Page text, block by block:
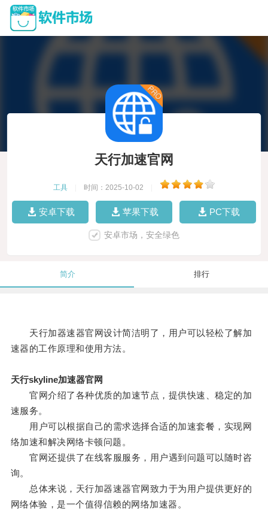
天行加速官网
工具 时间：2025-10-02
安卓下载 苹果下载 PC下载
安卓市场，安全绿色
简介 排行
天行加器速器官网设计简洁明了，用户可以轻松了解加
速器的工作原理和使用方法。
天行skyline加速器官网
官网介绍了各种优质的加速节点，提供快速、稳定的加
速服务。
用户可以根据自己的需求选择合适的加速套餐，实现网
络加速和解决网络卡顿问题。
官网还提供了在线客服服务，用户遇到问题可以随时咨
询。
总体来说，天行加器速器官网致力于为用户提供更好的
网络体验，是一个值得信赖的网络加速器。